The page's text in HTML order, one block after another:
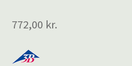
772,00 kr.